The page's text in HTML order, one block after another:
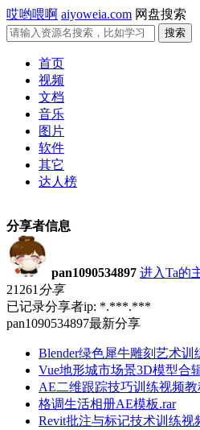
哎哟喂啊 aiyoweia.com 网盘搜索
首页
视频
文档
音乐
图片
软件
其它
达人榜
分享者信息
pan1090534897 进入Ta的
21261 分享
已记录分享者ip: *.***.***
pan1090534897最新分享
Blender绿色犀牛雕刻艺术训
Vue地形城市场景3D模型合
AE二维跟踪技巧训练视频教
格调生活相册AE模板.rar
Revit批注与标记技术训练视